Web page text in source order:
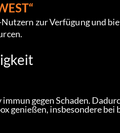
zur Verfügung und
gegen Schaden.
genießen, insbesondere